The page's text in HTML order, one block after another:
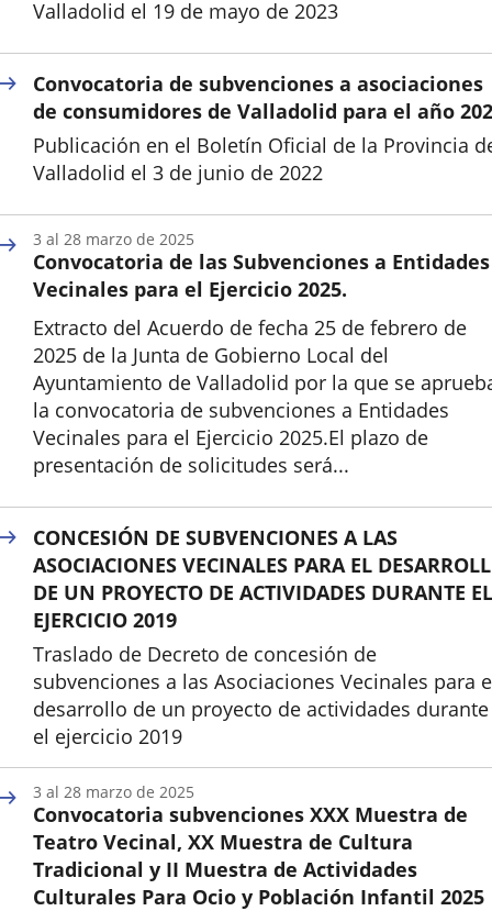
Valladolid el 19 de mayo de 2023
Inicio
Convocatoria de subvenciones a asociaciones
de consumidores de Valladolid para el año
Publicación en el Boletín Oficial de la Provincia
Valladolid el 3 de junio de 2022
Convocatoria de las Subvenciones a Entidades
Vecinales para el Ejercicio 2025.
Extracto del Acuerdo de fecha 25 de febrero de
2025 de la Junta de Gobierno Local del
Ayuntamiento de Valladolid por la que se
la convocatoria de subvenciones a Entidades
Vecinales para el Ejercicio 2025.El plazo de
presentación de solicitudes será...
Inicio
3 al 28 marzo de 2025
CONCESIÓN DE SUBVENCIONES A LAS
ASOCIACIONES VECINALES PARA EL
DE UN PROYECTO DE ACTIVIDADES DURANTE EL
EJERCICIO 2019
Traslado de Decreto de concesión de
subvenciones a las Asociaciones Vecinales para
desarrollo de un proyecto de actividades durante
el ejercicio 2019
Convocatoria subvenciones XXX Muestra de
Teatro Vecinal, XX Muestra de Cultura
Tradicional y II Muestra de Actividades
Culturales Para Ocio y Población Infantil 2025
3 al 28 marzo de 2025